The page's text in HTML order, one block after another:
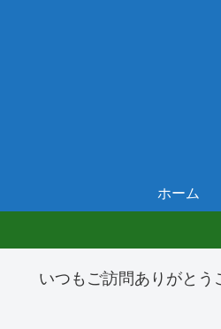
ホーム
いつもご訪問ありがとう